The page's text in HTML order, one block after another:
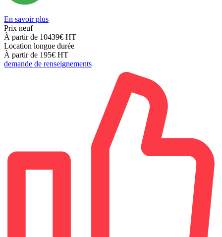
En savoir plus
Prix neuf
À partir de 10439€ HT
Location longue durée
À partir de 195€ HT
demande de renseignements